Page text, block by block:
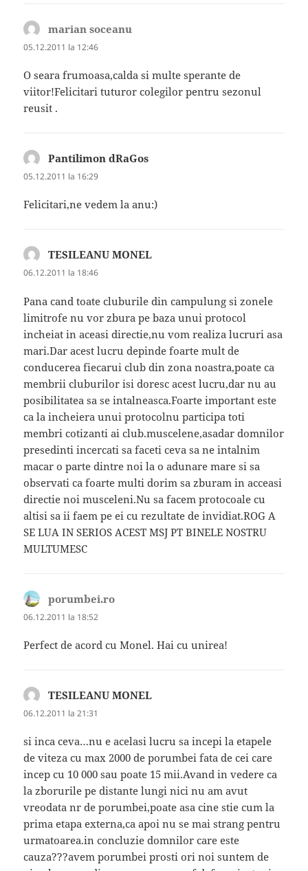
marian soceanu
05.12.2011 la 12:46
O seara frumoasa,calda si multe sperante de
viitor!Felicitari tuturor colegilor pentru sezonul
reusit .
Pantilimon dRaGos
05.12.2011 la 16:29
Felicitari,ne vedem la anu:)
TESILEANU MONEL
06.12.2011 la 18:46
Pana cand toate cluburile din campulung si zonele
limitrofe nu vor zbura pe baza unui protocol
incheiat in aceasi directie,nu vom realiza lucruri asa
mari.Dar acest lucru depinde foarte mult de
conducerea fiecarui club din zona noastra,poate ca
membrii cluburilor isi doresc acest lucru,dar nu au
posibilitatea sa se intalneasca.Foarte important este
ca la incheiera unui protocolnu participa toti
membri cotizanti ai club.muscelene,asadar domnilor
presedinti incercati sa faceti ceva sa ne intalnim
macar o parte dintre noi la o adunare mare si sa
observati ca foarte multi dorim sa zburam in acceasi
directie noi musceleni.Nu sa facem protocoale cu
altisi sa ii faem pe ei cu rezultate de invidiat.ROG A
SE LUA IN SERIOS ACEST MSJ PT BINELE NOSTRU
MULTUMESC
porumbei.ro
06.12.2011 la 18:52
Perfect de acord cu Monel. Hai cu unirea!
TESILEANU MONEL
06.12.2011 la 21:31
si inca ceva…nu e acelasi lucru sa incepi la etapele
de viteza cu max 2000 de porumbei fata de cei care
incep cu 10 000 sau poate 15 mii.Avand in vedere ca
la zborurile pe distante lungi nici nu am avut
vreodata nr de porumbei,poate asa cine stie cum la
prima etapa externa,ca apoi nu se mai strang pentru
urmatoarea.in concluzie domnilor care este
cauza???avem porumbei prosti ori noi suntem de